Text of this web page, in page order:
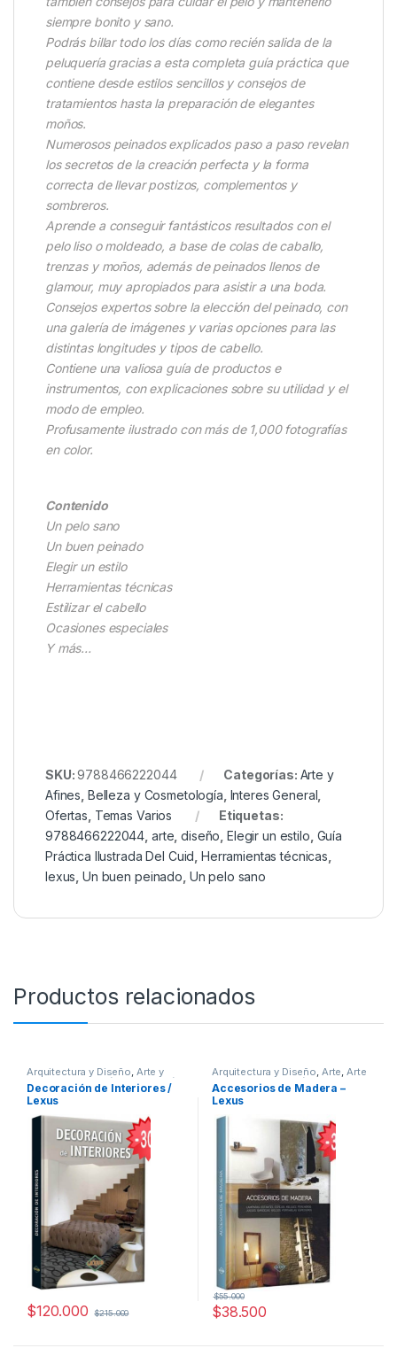
siempre bonito y sano.
Podrás billar todo los días como recién salida de la
peluquería gracias a esta completa guía práctica que
contiene desde estilos sencillos y consejos de
tratamientos hasta la preparación de elegantes
moños.
Numerosos peinados explicados paso a paso revelan
los secretos de la creación perfecta y la forma
correcta de llevar postizos, complementos y
sombreros.
Aprende a conseguir fantásticos resultados con el
pelo liso o moldeado, a base de colas de caballo,
trenzas y moños, además de peinados llenos de
glamour, muy apropiados para asistir a una boda.
Consejos expertos sobre la elección del peinado, con
una galería de imágenes y varias opciones para las
distintas longitudes y tipos de cabello.
Contiene una valiosa guía de productos e
instrumentos, con explicaciones sobre su utilidad y el
modo de empleo.
Profusamente ilustrado con más de 1,000 fotografías
en color.
Contenido
Un pelo sano
Un buen peinado
Elegir un estilo
Herramientas técnicas
Estilizar el cabello
Ocasiones especiales
Y más…
SKU:9788466222044 Categorías: Arte y
Afines Belleza y Cosmetología Interes General
Ofertas Temas Varios
Etiquetas:
9788466222044 arte ,diseño ,Elegir un estilo Guía
Práctica Ilustrada Del Cuid Herramientas técnicas
lexus ,Un buen peinado Un pelo sano
Productos relacionados
Arquitectura y Diseño Arte y
Afines Decoración Decoración
y Muebles,Diseño,Interes
General
Decoración de Interiores /
Lexus
$120.000 $215.000
Arquitectura y Diseño Arte Arte
y Afines Decoración y Muebles
Diseño,Interes General,Ofertas
Profesionales y tecnicos
Accesorios de Madera –
Lexus
$38.500
$55.000